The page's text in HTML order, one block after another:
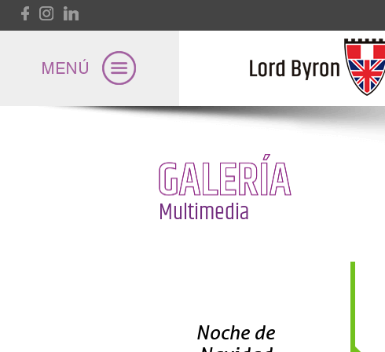
Pasar al contenido principal
GALERÍA
Multimedia
Noche de